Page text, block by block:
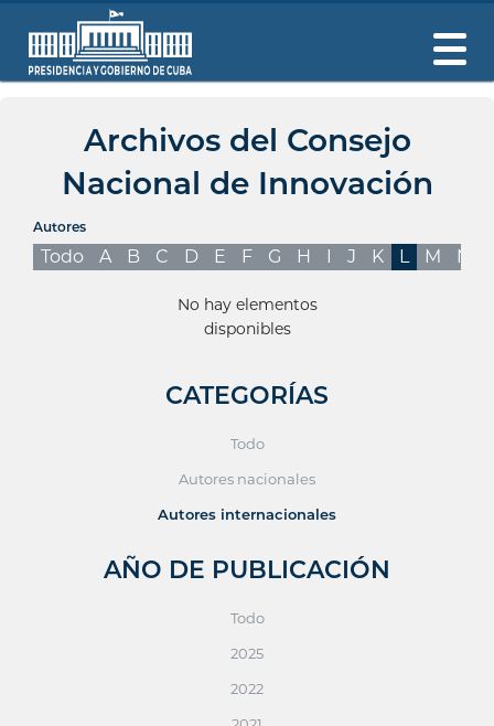
Archivos del Consejo
Nacional de Innovación
Autores
Todo A B C D E F G H I J K L M N
No hay elementos
disponibles
CATEGORÍAS
Todo
Autores nacionales
Autores internacionales
AÑO DE PUBLICACIÓN
Todo
2025
2022